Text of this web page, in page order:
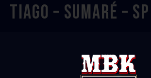
TIAGO – SUMARÉ – SP